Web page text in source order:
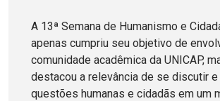
A 13ª Semana de Humanismo e
apenas cumpriu seu objetivo de
comunidade acadêmica da UNICAP,
destacou a relevância de se discutir
questões humanas e cidadãs em um